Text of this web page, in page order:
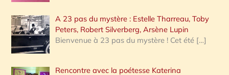
A 23 pas du mystère : Estelle Tharreau, Toby
Peters, Robert Silverberg, Arsène Lupin
Bienvenue à 23 pas du mystère ! Cet été […]
Rencontre avec la poétesse Katerina